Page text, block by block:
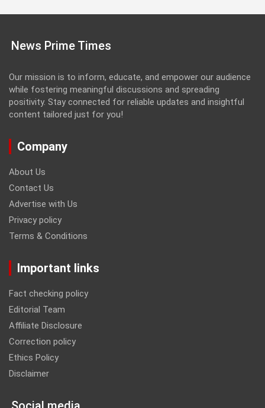
News Prime Times
Our mission is to inform, educate, and empower our audience
while fostering meaningful discussions and spreading
positivity. Stay connected for reliable updates and insightful
content tailored just for you!
Company
About Us
Contact Us
Advertise with Us
Privacy policy
Terms & Conditions
Important links
Fact checking policy
Editorial Team
Affiliate Disclosure
Correction policy
Ethics Policy
Disclaimer